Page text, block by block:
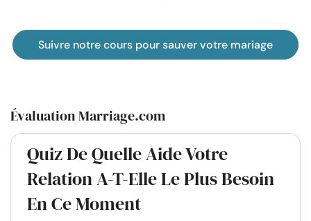
Suivre notre cours pour sauver votre mariage
Évaluation Marriage.com
Quiz De Quelle Aide Votre
Relation A-T-Elle Le Plus Besoin
En Ce Moment